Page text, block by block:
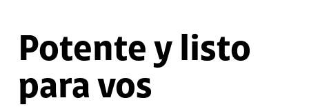
Potente y listo
para vos